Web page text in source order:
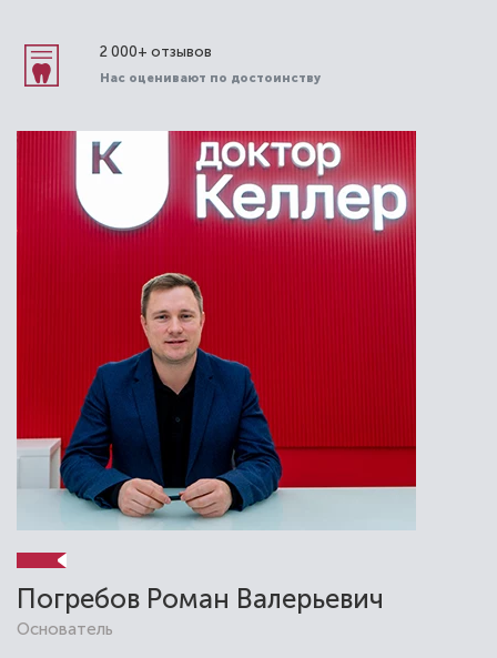
2 000+ отзывов
Нас оценивают по достоинству
Погребов Роман Валерьевич
Основатель